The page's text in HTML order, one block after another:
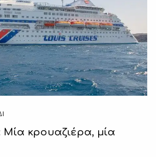
Μία κρουαζιέρα, μία